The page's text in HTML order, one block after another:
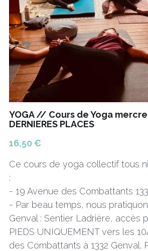
YOGA // Cours de Yoga
DERNIERES PLACES
16,50 €
Ce cours de yoga collectif tous
:
- 19 Avenue des Combattants
- Par beau temps, nous
Genval : Sentier Ladrière, accès
PIEDS UNIQUEMENT vers les
des Combattants à 1332 Genval.